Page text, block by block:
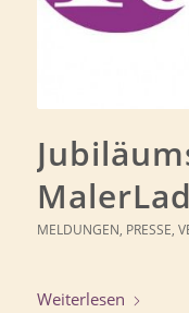
MELDUNGEN, PRESSE,
Weiterlesen